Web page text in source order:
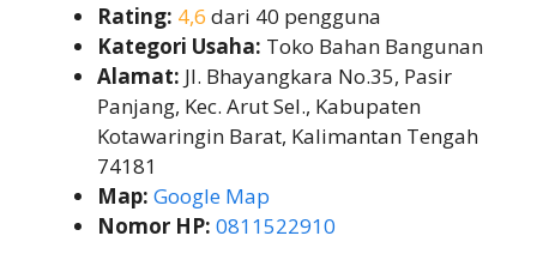
Rating: 4,6 dari 40 pengguna
Kategori Usaha: Toko Bahan Bangunan
Alamat: Jl. Bhayangkara No.35, Pasir
Panjang, Kec. Arut Sel., Kabupaten
Kotawaringin Barat, Kalimantan Tengah
74181
Map: Google Map
Nomor HP: 0811522910